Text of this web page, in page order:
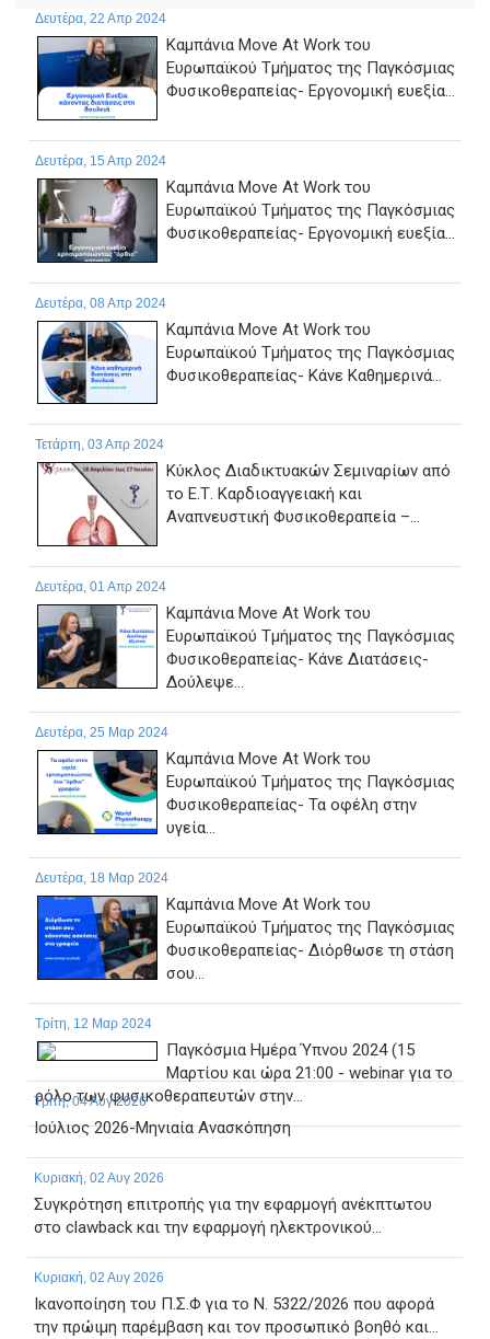
Δευτέρα, 22 Απρ 2024
Καμπάνια Move At Work του
Ευρωπαϊκού Τμήματος της Παγκόσμιας
Φυσικοθεραπείας- Εργονομική ευεξία...
Δευτέρα, 15 Απρ 2024
Καμπάνια Move At Work του
Ευρωπαϊκού Τμήματος της Παγκόσμιας
Φυσικοθεραπείας- Εργονομική ευεξία...
Δευτέρα, 08 Απρ 2024
Καμπάνια Move At Work του
Ευρωπαϊκού Τμήματος της Παγκόσμιας
Φυσικοθεραπείας- Κάνε Καθημερινά...
Τετάρτη, 03 Απρ 2024
Κύκλος Διαδικτυακών Σεμιναρίων από
το Ε.Τ. Καρδιοαγγειακή και
Αναπνευστική Φυσικοθεραπεία –...
Δευτέρα, 01 Απρ 2024
Καμπάνια Move At Work του
Ευρωπαϊκού Τμήματος της Παγκόσμιας
Φυσικοθεραπείας- Κάνε Διατάσεις-
Δούλεψε...
Δευτέρα, 25 Μαρ 2024
Καμπάνια Move At Work του
Ευρωπαϊκού Τμήματος της Παγκόσμιας
Φυσικοθεραπείας- Τα οφέλη στην
υγεία...
Δευτέρα, 18 Μαρ 2024
Καμπάνια Move At Work του
Ευρωπαϊκού Τμήματος της Παγκόσμιας
Φυσικοθεραπείας- Διόρθωσε τη στάση
σου...
Τρίτη, 12 Μαρ 2024
Παγκόσμια Ημέρα Ύπνου 2024 (15
Μαρτίου και ώρα 21:00 - webinar για το
ρόλο των φυσικοθεραπευτών στην...
Τρίτη, 04 Αυγ 2026
Ιούλιος 2026-Μηνιαία Ανασκόπηση
Κυριακή, 02 Αυγ 2026
Συγκρότηση επιτροπής για την εφαρμογή ανέκπτωτου
στο clawback και την εφαρμογή ηλεκτρονικού...
Κυριακή, 02 Αυγ 2026
Ικανοποίηση του Π.Σ.Φ για το Ν. 5322/2026 που αφορά
την πρώιμη παρέμβαση και τον προσωπικό βοηθό και...